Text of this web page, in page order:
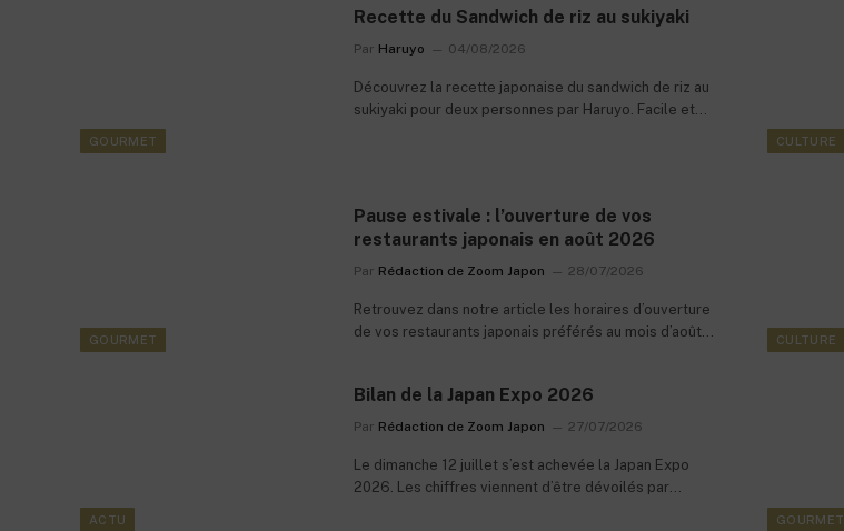
GOURMET
Recette du Sandwich de riz au sukiyaki
Par Haruyo 04/08/2026
Découvrez la recette japonaise du sandwich de riz au
sukiyaki pour deux personnes par Haruyo. Facile et
CULTURE
GOURMET
Pause estivale : l’ouverture de vos
restaurants japonais en août 2026
Par Rédaction de Zoom Japon 28/07/2026
Retrouvez dans notre article les horaires d’ouverture
de vos restaurants japonais préférés au mois d’août
CULTURE
ACTU
Bilan de la Japan Expo 2026
Par Rédaction de Zoom Japon 27/07/2026
Le dimanche 12 juillet s’est achevée la Japan Expo
2026. Les chiffres viennent d’être dévoilés par
GOURMET